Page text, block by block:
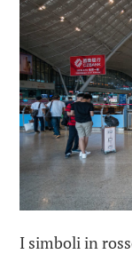
I simboli in